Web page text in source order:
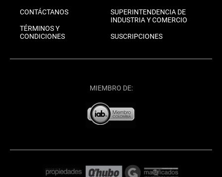
CONTÁCTANOS
TÉRMINOS Y
CONDICIONES
SUPERINTENDENCIA DE
INDUSTRIA Y COMERCIO
SUSCRIPCIONES
MIEMBRO DE: